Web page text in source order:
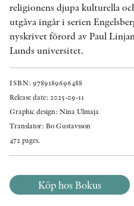
religionens djupa kulturella
utgåva ingår i serien
nyskrivet förord av Paul
Lunds universitet.
ISBN: 9789189696488
Release date: 2025-09-11
Graphic design: Nina Ulmaja
Translator: Bo Gustavsson
472 pages.
Köp hos Bokus